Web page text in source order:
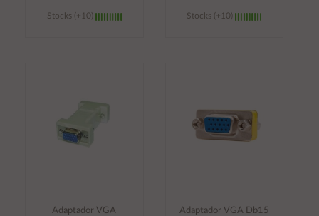
Stocks (+10) Stocks (+10)
Adaptador VGA
Adaptador VGA Db15